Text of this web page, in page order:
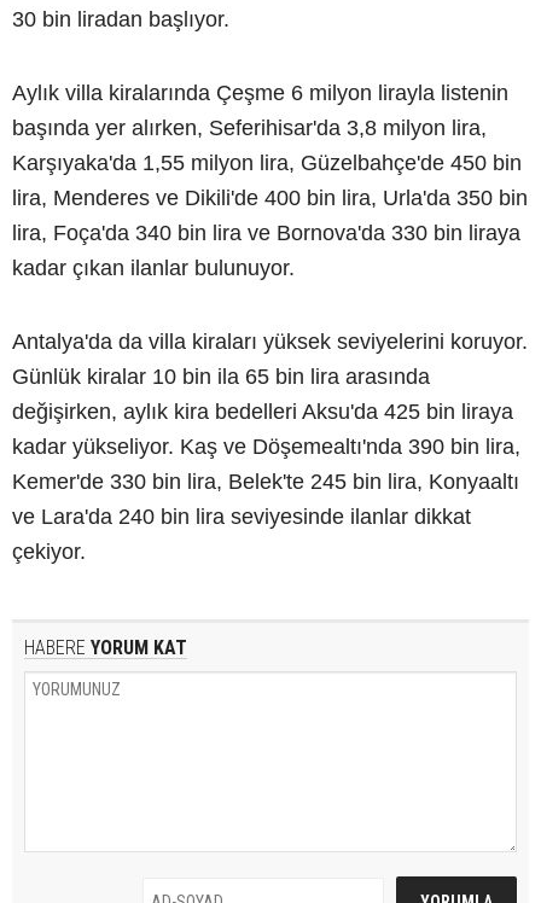
30 bin liradan başlıyor.
Aylık villa kiralarında Çeşme 6 milyon lirayla listenin
başında yer alırken, Seferihisar'da 3,8 milyon lira,
Karşıyaka'da 1,55 milyon lira, Güzelbahçe'de 450 bin
lira, Menderes ve Dikili'de 400 bin lira, Urla'da 350 bin
lira, Foça'da 340 bin lira ve Bornova'da 330 bin liraya
kadar çıkan ilanlar bulunuyor.
Antalya'da da villa kiraları yüksek seviyelerini koruyor.
Günlük kiralar 10 bin ila 65 bin lira arasında
değişirken, aylık kira bedelleri Aksu'da 425 bin liraya
kadar yükseliyor. Kaş ve Döşemealtı'nda 390 bin lira,
Kemer'de 330 bin lira, Belek'te 245 bin lira, Konyaaltı
ve Lara'da 240 bin lira seviyesinde ilanlar dikkat
çekiyor.
HABERE YORUM KAT